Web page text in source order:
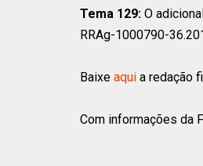
Tema 129: O
RRAg-1000790-
Baixe aqui a redação
Com informações da